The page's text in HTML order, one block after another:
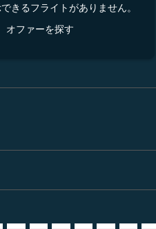
きるフライトがありません。
オファーを探す
SHI–SGN: cmp-view-offers-
SHI–SGN: cmp-view-
SHI–SGN: cmp-
SHI–SGN: